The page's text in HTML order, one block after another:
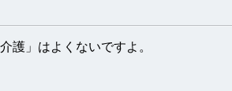
護」はよくないですよ。